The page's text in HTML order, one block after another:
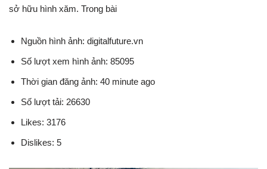
sở hữu hình xăm. Trong bài
Nguồn hình ảnh: digitalfuture.vn
Số lượt xem hình ảnh: 85095
Thời gian đăng ảnh: 40 minute ago
Số lượt tải: 26630
Likes: 3176
Dislikes: 5